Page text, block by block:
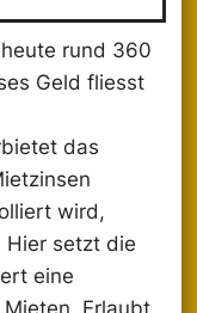
rund 360
Geld fliesst
das
wird,
Hier setzt die
eine